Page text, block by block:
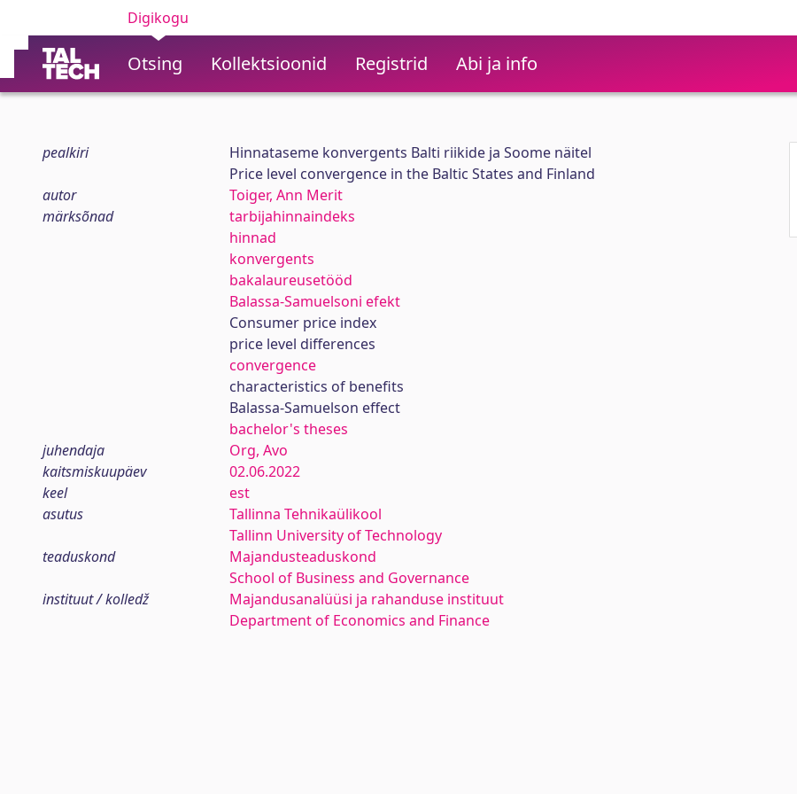
Digikogu
Otsing Kollektsioonid Registrid Abi ja info
pealkiri
Hinnataseme konvergents Balti riikide ja Soome näitel
Price level convergence in the Baltic States and Finland
autor
Toiger, Ann Merit
märksõnad
tarbijahinnaindeks
hinnad
konvergents
bakalaureusetööd
Balassa-Samuelsoni efekt
Consumer price index
price level differences
convergence
characteristics of benefits
Balassa-Samuelson effect
bachelor's theses
juhendaja
Org, Avo
kaitsmiskuupäev
02.06.2022
keel
est
asutus
Tallinna Tehnikaülikool
Tallinn University of Technology
teaduskond
Majandusteaduskond
School of Business and Governance
instituut / kolledž
Majandusanalüüsi ja rahanduse instituut
Department of Economics and Finance